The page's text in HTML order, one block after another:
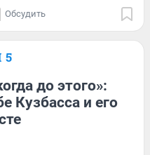
Обсудить
5
до этого»:
Кузбасса и его